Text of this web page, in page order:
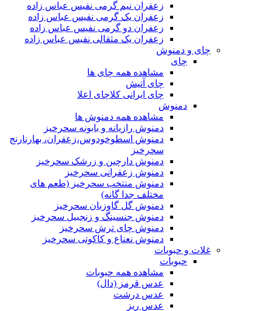
زعفران نیم گرمی نفیس عباس زاده
زعفران یک گرمی نفیس عباس زاده
زعفران دو گرمی نفیس عباس زاده
زعفران یک مثقالی نفیس عباس زاده
چای و دمنوش
چای
مشاهده همه چای ها
چای آتیش
چای ایرانی کلاچای اعلا
دمنوش
مشاهده همه دمنوش ها
دمنوش رازیانه و بابونه سحرخیز
دمنوش اسطوخودوس،زعفران، بهارنارنج
سحرخیز
دمنوش دارچین و زرشک سحرخیز
دمنوش زعفرانی سحرخیز
دمنوش منتخب سحرخیز (طعم های
مختلف جدا گانه)
دمنوش گل گاوزبان سحرخیز
دمنوش جنسینگ و زنجبیل سحرخیز
دمنوش چای ترش سحرخیز
دمنوش نعناع و کاکوتی سحرخیز
غلات و حبوبات
حبوبات
مشاهده همه حبوبات
عدس قرمز (دال)
عدس درشت
عدس ریز